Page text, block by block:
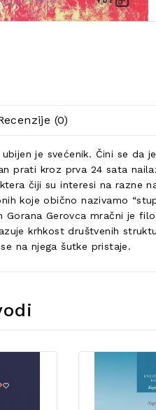
(0)
je svećenik. Čini se
prati kroz prva 24 sata
čiji su interesi na razne
koje obično nazivamo
Gerovca mračni je
krhkost društvenih
na njega šutke pristaje.